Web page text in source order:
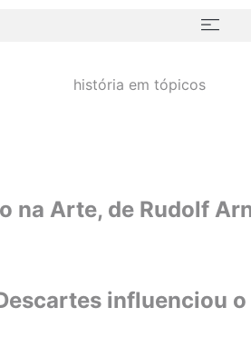
história em tópicos
na Arte, de Rudolf
influenciou